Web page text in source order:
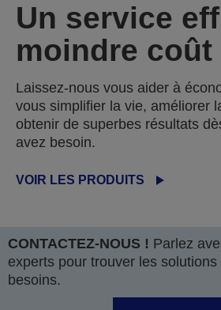
Un service
moindre coût
Laissez-nous vous aider à
vous simplifier la vie, améliorer
obtenir de superbes résultats
avez besoin.
VOIR LES PRODUITS
CONTACTEZ-NOUS ! Parlez
experts pour trouver les
besoins.